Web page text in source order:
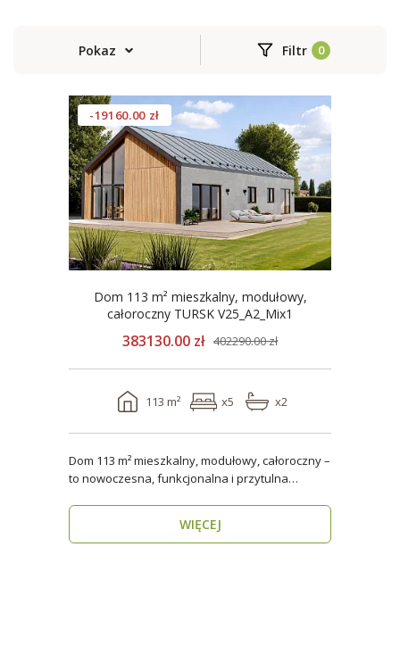
Pokaz Filtr
-19160.00 zł
Dom 113 m² mieszkalny, modułowy,
całoroczny TURSK V25_A2_Mix1
383130.00 zł 402290.00 zł
113 m² x5 x2
Dom 113 m² mieszkalny, modułowy, całoroczny –
to nowoczesna, funkcjonalna i przytulna
WIĘCEJ